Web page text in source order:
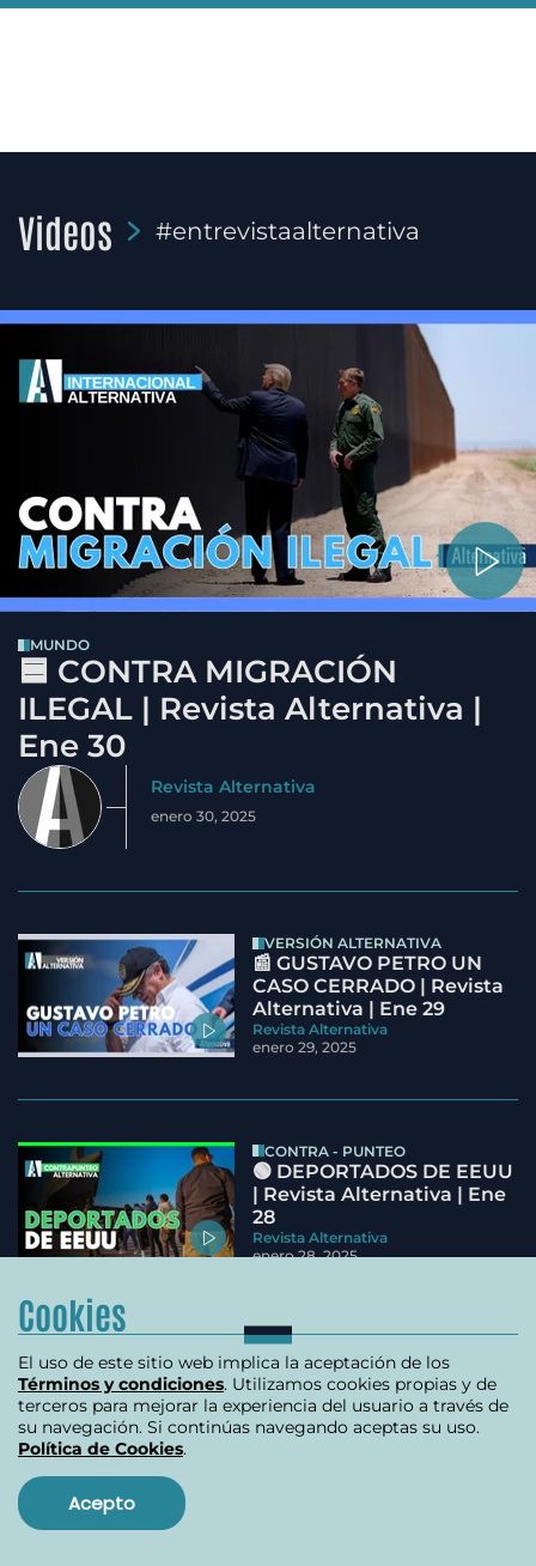
Videos #entrevistaalternativa
MUNDO
🟦 CONTRA MIGRACIÓN
ILEGAL | Revista Alternativa |
Ene 30
Revista Alternativa
enero 30, 2025
VERSIÓN ALTERNATIVA
📰 GUSTAVO PETRO UN
CASO CERRADO | Revista
Alternativa | Ene 29
Revista Alternativa
enero 29, 2025
CONTRA - PUNTEO
🟢 DEPORTADOS DE EEUU
| Revista Alternativa | Ene
28
Revista Alternativa
enero 28, 2025
DONALD TRUMP
🟦 IMPASE DIPLOMÁTICO |
Revista Alternativa | Ene
27
Cookies
El uso de este sitio web implica la aceptación de los
Términos y condiciones. Utilizamos cookies propias y de
terceros para mejorar la experiencia del usuario a través de
su navegación. Si continúas navegando aceptas su uso.
Política de Cookies.
Acepto